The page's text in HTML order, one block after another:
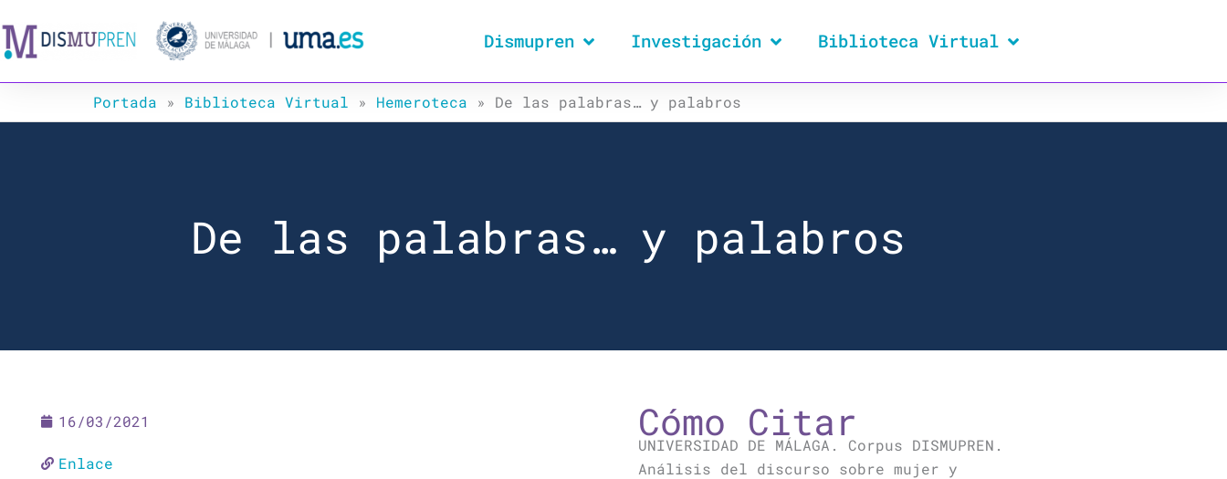
al
contenido
Dismupren Investigación Biblioteca Virtual
Portada » Biblioteca Virtual » Hemeroteca » De las palabras… y palabros
De las palabras… y palabros
16/03/2021
Enlace
Cómo Citar
UNIVERSIDAD DE MÁLAGA. Corpus DISMUPREN.
Análisis del discurso sobre mujer y